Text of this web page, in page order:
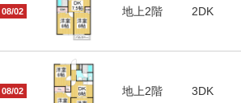
08/02 地上2階 2DK
08/02 地上2階 3DK